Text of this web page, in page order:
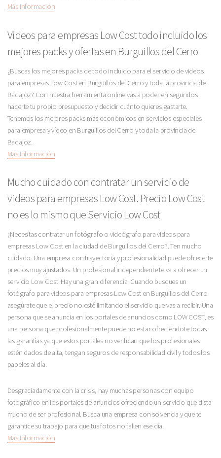
Más Información
Videos para empresas Low Cost todo incluido los
mejores packs y ofertas en Burguillos del Cerro
¿Buscas los mejores packs de todo incluido para el servicio de videos
para empresas Low Cost en Burguillos del Cerro y toda la provincia de
Badajoz? Con nuestra herramienta online vas a poder en segundos
hacerte tu propio presupuesto y decidir cuánto quieres gastarte.
Tenemos los mejores packs más económicos en servicios especiales
para empresa y vídeo en Burguillos del Cerro y toda la provincia de
Badajoz.
Más Información
Mucho cuidado con contratar un servicio de
videos para empresas Low Cost. Precio Low Cost
no es lo mismo que Servicio Low Cost
¿Necesitas contratar un fotógrafo o videógrafo para videos para
empresas Low Cost en la ciudad de Burguillos del Cerro?. Ten mucho
cuidado. Una empresa con trayectoria y profesionalidad puede ofrecerte
precios muy ajustados. Un profesional independiente te va a ofrecer un
servicio Low Cost. Hay una gran diferencia. Cuando busques un
fotógrafo para videos para empresas Low Cost en Burguillos del Cerro
asegúrate que el precio no esté limitando el servicio que vas a recibir. Una
persona que se anuncia en los portales de anuncios como LOW COST, es
una persona que profesionalmente puede no estar ofreciéndote todas
las garantías ya que estos portales no verifican que los profesionales
estén dados de alta, tengan seguros de responsabilidad civil y todos los
papeles al día.
Desgraciadamente con la crisis, hay muchas personas con equipo
fotográfico en los portales de anuncios ofreciendo un servicio que dista
mucho de ser profesional. Busca una empresa con solvencia y que te
garantice su trabajo para que tus fotos no fallen ese día.
Más Información